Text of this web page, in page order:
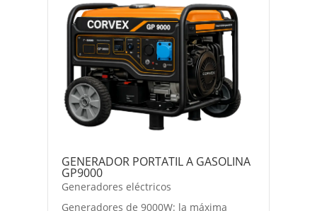
GENERADOR PORTATIL A GASOLINA
GP9000
Generadores eléctricos
Generadores de 9000W: la máxima